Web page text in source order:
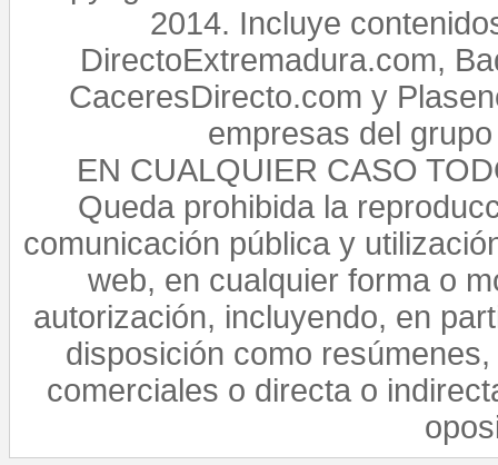
2014. Incluye
DirectoExtremadura.com,
CaceresDirecto.com y
empresas del
EN CUALQUIER CASO
Queda prohibida la
comunicación pública y
web, en cualquier forma o
autorización, incluyendo, en
disposición como
comerciales o directa o